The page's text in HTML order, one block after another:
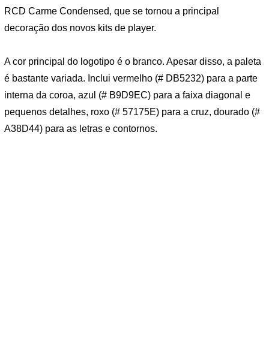
RCD Carme Condensed, que se tornou a principal
decoração dos novos kits de player.
A cor principal do logotipo é o branco. Apesar disso, a paleta
é bastante variada. Inclui vermelho (# DB5232) para a parte
interna da coroa, azul (# B9D9EC) para a faixa diagonal e
pequenos detalhes, roxo (# 57175E) para a cruz, dourado (#
A38D44) para as letras e contornos.